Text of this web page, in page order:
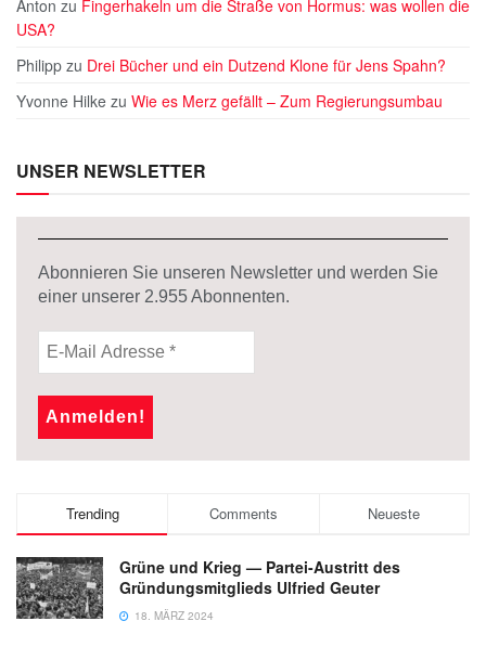
Anton zu Fingerhakeln um die Straße von Hormus: was wollen die
USA?
Philipp zu Drei Bücher und ein Dutzend Klone für Jens Spahn?
Yvonne Hilke zu Wie es Merz gefällt – Zum Regierungsumbau
UNSER NEWSLETTER
Abonnieren Sie unseren Newsletter und werden Sie
einer unserer 2.955Abonnenten.
Trending Comments Neueste
Grüne und Krieg — Partei-Austritt des
Gründungsmitglieds Ulfried Geuter
18. MÄRZ 2024